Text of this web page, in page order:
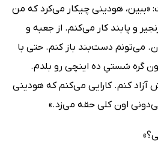
«ببین، هودینی چیکار می‌کرد که من
و پابند کار می‌کنم. از جعبه و
می‌تونم دست‌بند باز کنم. حتی با
گره شستیِ ده اینچی رو بلدم.
کنم. کارایی می‌کنم که هودینی
اون کلی حقه می‌زد.»